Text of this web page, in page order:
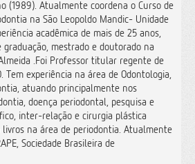
(1989). Atualmente coordena o Curso de
na São Leopoldo Mandic- Unidade
acadêmica de mais de 25 anos,
mestrado e doutorado na
.Foi Professor titular regente de
Tem experiência na área de Odontologia,
atuando principalmente nos
doença periodontal, pesquisa e
inter-relação e cirurgia plástica
na área de periodontia. Atualmente
Sociedade Brasileira de